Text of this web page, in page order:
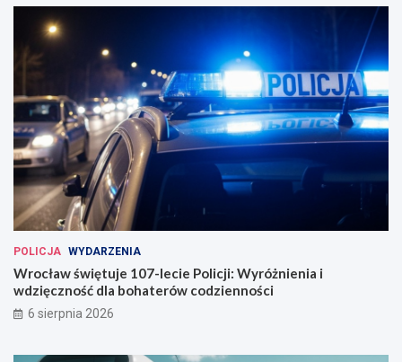
w
a
w
e
W
r
o
c
ł
w
i
u
u
w
POLICJA WYDARZENIA
Wrocław świętuje 107-lecie Policji: Wyróżnienia i
wdzięczność dla bohaterów codzienności
6 sierpnia 2026